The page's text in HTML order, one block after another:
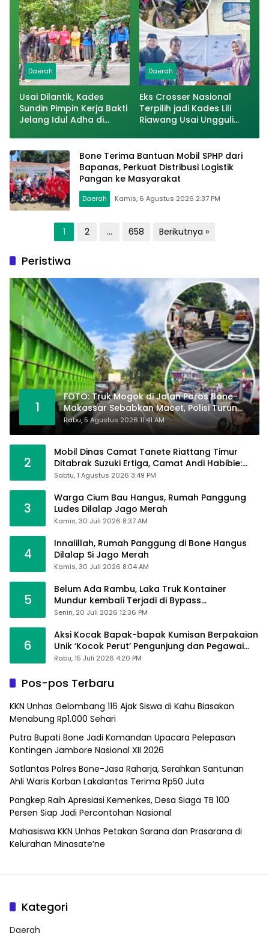
Daerah
Usai Dilantik, Kades
Sundin Pimpin Kerja Bakti
Jelang Idul Adha di
Daerah
Eks Crosser Nasional
Terpilih jadi Kades Lili
Riawang Usai Ungguli
Pilkades PAW
Bone Terima Bantuan Mobil SPHP dari
Bapanas, Perkuat Distribusi Logistik
Pangan ke Masyarakat
Daerah Kamis, 6 Agustus 2026 2:37 PM
Paginasi1 2 … 658 Berikutnya »
Peristiwa
1
FOTO: Truk Mogok di Jalan Poros Bone-
Makassar Sebabkan Macet, Polisi Turun
Tangan
Rabu, 5 Agustus 2026 11:41 AM
2
Mobil Dinas Camat Tanete Riattang Timur
Ditabrak Suzuki Ertiga, Camat Andi Habibie:
Alhamdulillah Saya Baik-Baik Saja
Sabtu, 1 Agustus 2026 3:49 PM
3
Warga Cium Bau Hangus, Rumah Panggung
Ludes Dilalap Jago Merah
Kamis, 30 Juli 2026 8:37 AM
4
Innalillah, Rumah Panggung di Bone Hangus
Dilalap Si Jago Merah
Kamis, 30 Juli 2026 8:04 AM
5
Belum Ada Rambu, Laka Truk Kontainer
Mundur kembali Terjadi di Bypass
Sumpallabbu
Senin, 20 Juli 2026 12:36 PM
6
Aksi Kocak Bapak-bapak Kumisan Berpakaian
Unik ‘Kocok Perut’ Pengunjung dan Pegawai
Alfamart, Ngaku Aktifkan Layar Sentuh Atm
Rabu, 15 Juli 2026 4:20 PM
Pos-pos Terbaru
KKN Unhas Gelombang 116 Ajak Siswa di Kahu Biasakan
Menabung Rp1.000 Sehari
Putra Bupati Bone Jadi Komandan Upacara Pelepasan
Kontingen Jambore Nasional XII 2026
Satlantas Polres Bone-Jasa Raharja, Serahkan Santunan
Ahli Waris Korban Lakalantas Terima Rp50 Juta
Pangkep Raih Apresiasi Kemenkes, Desa Siaga TB 100
Persen Siap Jadi Percontohan Nasional
Mahasiswa KKN Unhas Petakan Sarana dan Prasarana di
Kelurahan Minasate’ne
Kategori
Daerah